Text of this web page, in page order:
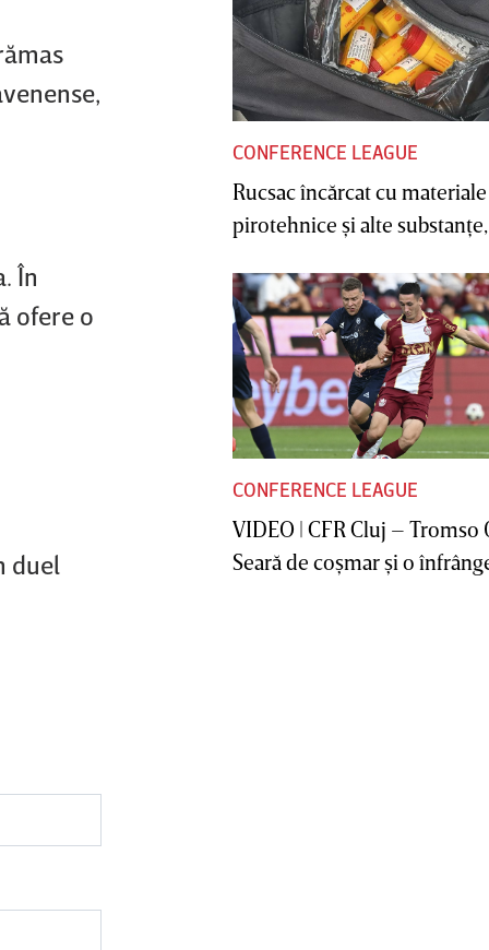
În
ofere o
duel
CONFERENCE LEAGUE
Rucsac încărcat cu materiale
pirotehnice şi alte substanţe,
CONFERENCE LEAGUE
VIDEO | CFR Cluj – Tromso
Seară de coşmar şi o